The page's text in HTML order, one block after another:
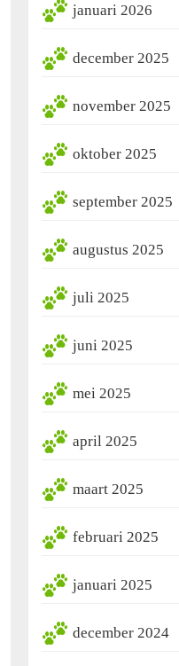
januari 2026
december 2025
november 2025
oktober 2025
september 2025
augustus 2025
juli 2025
juni 2025
mei 2025
april 2025
maart 2025
februari 2025
januari 2025
december 2024